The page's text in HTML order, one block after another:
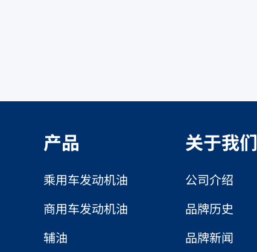
产品
乘用车发动机油
商用车发动机油
辅油
关于我们
公司介绍
品牌历史
品牌新闻